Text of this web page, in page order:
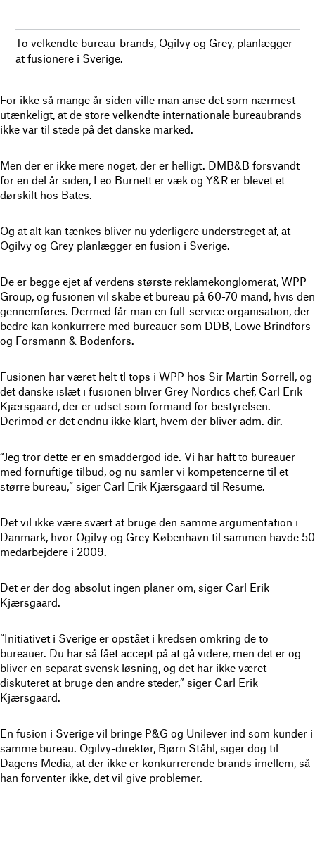
To velkendte bureau-brands, Ogilvy og Grey, planlægger
at fusionere i Sverige.
For ikke så mange år siden ville man anse det som nærmest
utænkeligt, at de store velkendte internationale bureaubrands
ikke var til stede på det danske marked.
Men der er ikke mere noget, der er helligt. DMB&B forsvandt
for en del år siden, Leo Burnett er væk og Y&R er blevet et
dørskilt hos Bates.
Og at alt kan tænkes bliver nu yderligere understreget af, at
Ogilvy og Grey planlægger en fusion i Sverige.
De er begge ejet af verdens største reklamekonglomerat, WPP
Group, og fusionen vil skabe et bureau på 60-70 mand, hvis den
gennemføres. Dermed får man en full-service organisation, der
bedre kan konkurrere med bureauer som DDB, Lowe Brindfors
og Forsmann & Bodenfors.
Fusionen har været helt tl tops i WPP hos Sir Martin Sorrell, og
det danske islæt i fusionen bliver Grey Nordics chef, Carl Erik
Kjærsgaard, der er udset som formand for bestyrelsen.
Derimod er det endnu ikke klart, hvem der bliver adm. dir.
“Jeg tror dette er en smaddergod ide. Vi har haft to bureauer
med fornuftige tilbud, og nu samler vi kompetencerne til et
større bureau,” siger Carl Erik Kjærsgaard til Resume.
Det vil ikke være svært at bruge den samme argumentation i
Danmark, hvor Ogilvy og Grey København til sammen havde 50
medarbejdere i 2009.
Det er der dog absolut ingen planer om, siger Carl Erik
Kjærsgaard.
“Initiativet i Sverige er opstået i kredsen omkring de to
bureauer. Du har så fået accept på at gå videre, men det er og
bliver en separat svensk løsning, og det har ikke været
diskuteret at bruge den andre steder,” siger Carl Erik
Kjærsgaard.
En fusion i Sverige vil bringe P&G og Unilever ind som kunder i
samme bureau. Ogilvy-direktør, Bjørn Ståhl, siger dog til
Dagens Media, at der ikke er konkurrerende brands imellem, så
han forventer ikke, det vil give problemer.